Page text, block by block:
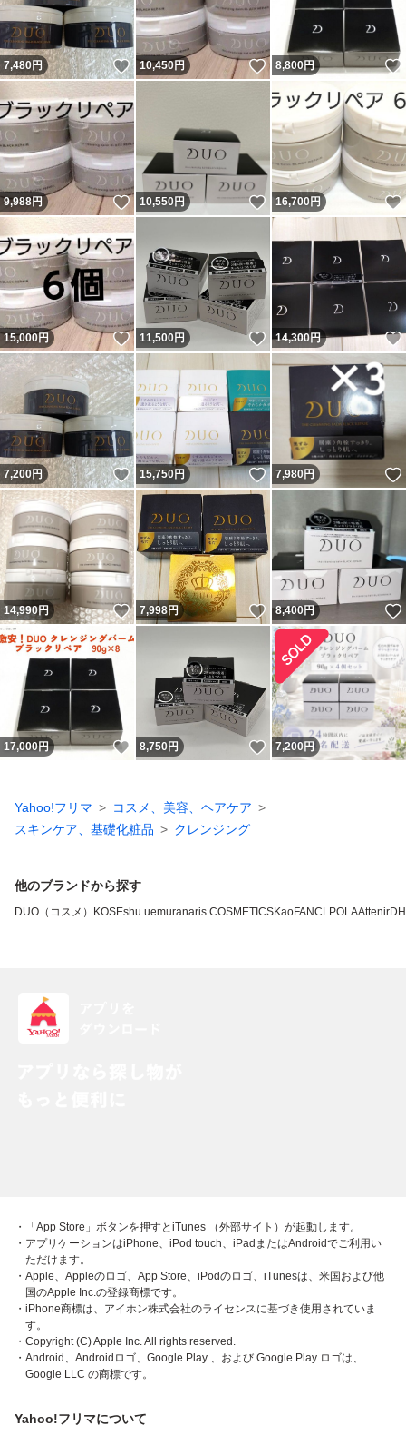
7,480円 いいね！
10,450円 いいね！
8,800円
9,988円 いいね！
10,550円 いいね！
16,700円
15,000円 いいね！
11,500円 いいね！
14,300円
7,200円 いいね！
15,750円 いいね！
7,980円
14,990円 いいね！
7,998円 いいね！
8,400円
17,000円 いいね！
8,750円 いいね！
7,200 円
Yahoo!フリマ
コスメ、美容、ヘアケア
スキンケア、基礎化粧品
クレンジング
他のブランドから探す
DUO（コスメ） KOSEshu uemuranaris COSMETICSKaoFANCLPOLAAttenir
・「App Store」ボタンを押すとiTunes （外部サイト）が起動します。
・アプリケーションはiPhone、iPod touch、iPadまたはAndroidでご利用い
ただけます。
・Apple、Appleのロゴ、App Store、iPodのロゴ、iTunesは、米国および他
国のApple Inc.の登録商標です。
・iPhone商標は、アイホン株式会社のライセンスに基づき使用されていま
す。
・Copyright (C) Apple Inc. All rights reserved.
・Android、Androidロゴ、Google Play 、および Google Play ロゴは、
Google LLC の商標です。
Yahoo!フリマについて